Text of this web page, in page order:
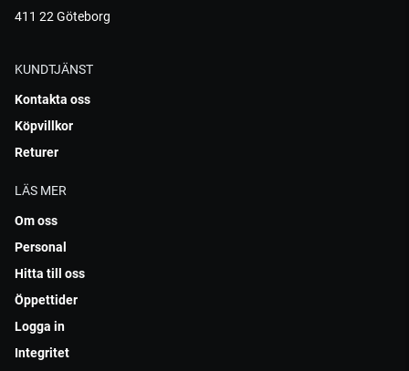
411 22 Göteborg
KUNDTJÄNST
Kontakta oss
Köpvillkor
Returer
LÄS MER
Om oss
Personal
Hitta till oss
Öppettider
Logga in
Integritet